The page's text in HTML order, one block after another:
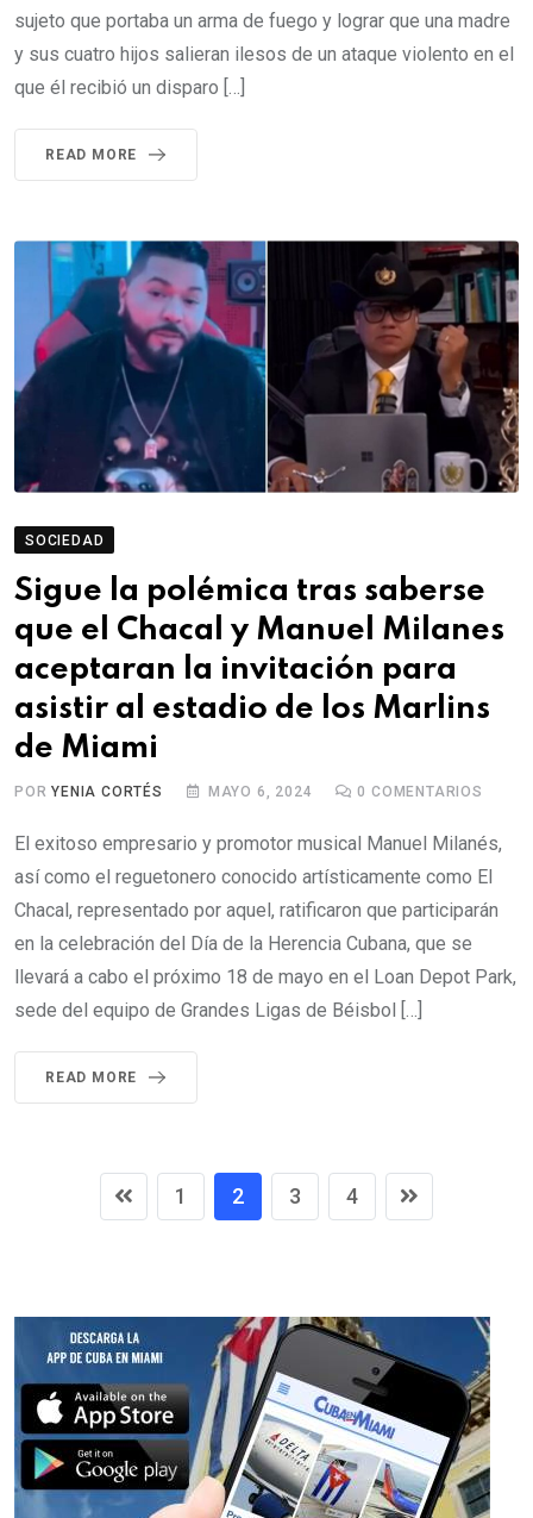
sujeto que portaba un arma de fuego y lograr que una madre
y sus cuatro hijos salieran ilesos de un ataque violento en el
que él recibió un disparo […]
READ MORE
SOCIEDAD
Sigue la polémica tras saberse
que el Chacal y Manuel Milanes
aceptaran la invitación para
asistir al estadio de los Marlins
de Miami
PORYENIA CORTÉS MAYO 6, 2024 0 COMENTARIOS
El exitoso empresario y promotor musical Manuel Milanés,
así como el reguetonero conocido artísticamente como El
Chacal, representado por aquel, ratificaron que participarán
en la celebración del Día de la Herencia Cubana, que se
llevará a cabo el próximo 18 de mayo en el Loan Depot Park,
sede del equipo de Grandes Ligas de Béisbol […]
READ MORE
1 2 3 4